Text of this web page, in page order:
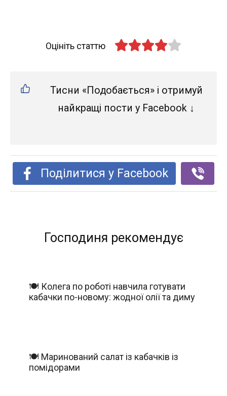
Оцініть статтю
Тисни «Подобається» і отримуй
найкращі пости у Facebook ↓
Поділитися у Facebook
Господиня рекомендує
🍽️ Колега по роботі навчила готувати
кабачки по-новому: жодної олії та диму
🍽️ Маринований салат із кабачків із
помідорами